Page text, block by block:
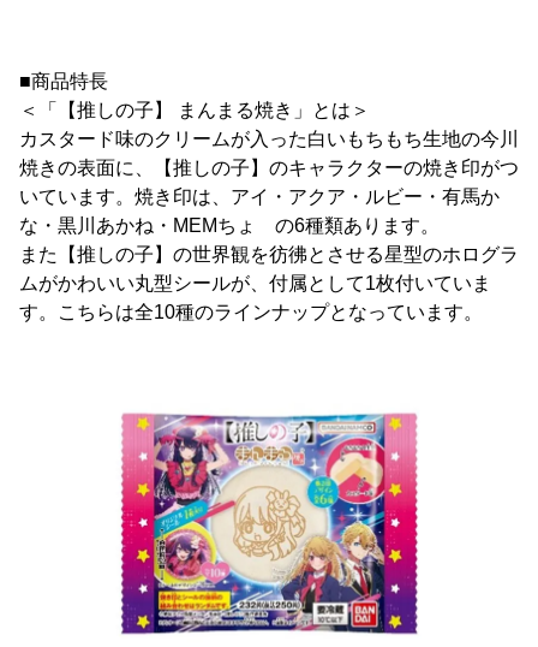
■商品特長
＜「【推しの子】 まんまる焼き」とは＞
カスタード味のクリームが入った白いもちもち生地の今川
焼きの表面に、【推しの子】のキャラクターの焼き印がつ
いています。焼き印は、アイ・アクア・ルビー・有馬か
な・黒川あかね・MEMちょ の6種類あります。
また【推しの子】の世界観を彷彿とさせる星型のホログラ
ムがかわいい丸型シールが、付属として1枚付いていま
す。こちらは全10種のラインナップとなっています。